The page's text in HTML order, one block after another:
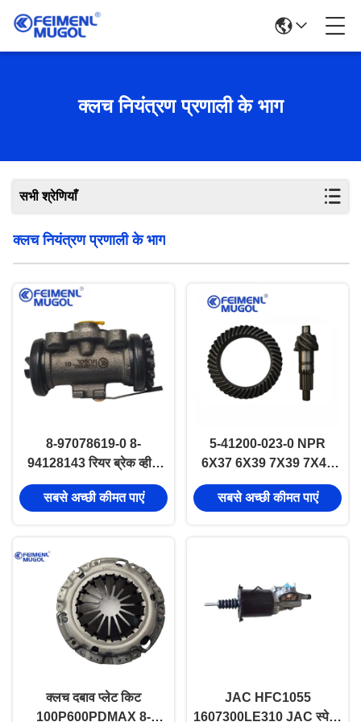
क्लच नियंत्रण प्रणाली के भाग
सभी श्रेणियाँ
क्लच नियंत्रण प्रणाली के भाग
8-97078619-0 8-
94128143 रियर ब्रेक व्हील
सिलेंडर ISUZU NKR 4JB1
पार्ट्स
सबसे अच्छी कीमत पाएं
5-41200-023-0 NPR
6X37 6X39 7X39 7X41
7X43 मुकुट पिनियन गियर
isuzu स्पेयर पार्ट्स
सबसे अच्छी कीमत पाएं
क्लच दबाव प्लेट किट
100P600PDMAX 8-
JAC HFC1055
1607300LE310 JAC स्पेयर